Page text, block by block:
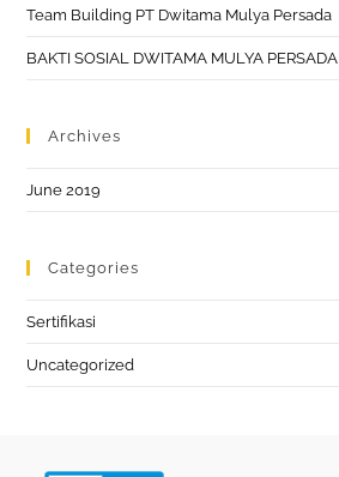
Team Building PT Dwitama Mulya Persada
BAKTI SOSIAL DWITAMA MULYA PERSADA
Archives
June 2019
Categories
Sertifikasi
Uncategorized